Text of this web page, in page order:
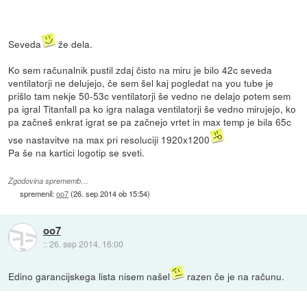
Seveda
že dela.
Ko sem računalnik pustil zdaj čisto na miru je bilo 42c seveda
ventilatorji ne delujejo, če sem šel kaj pogledat na you tube je
prišlo tam nekje 50-53c ventilatorji še vedno ne delajo potem sem
pa igral Titanfall pa ko igra nalaga ventilatorji še vedno mirujejo, ko
pa začneš enkrat igrat se pa začnejo vrtet in max temp je bila 65c
vse nastavitve na max pri resoluciji 1920x1200
Pa še na kartici logotip se sveti.
Zgodovina sprememb…
spremenil:oo7(26. sep 2014 ob 15:54)
oo7
::26. sep 2014, 16:00
Edino garancijskega lista nisem našel razen če je na računu.